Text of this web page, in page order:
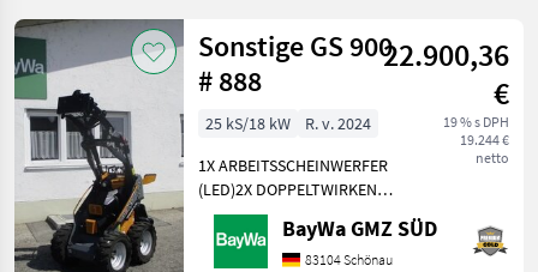
Sonstige GS 900
# 888
22.900,36
€
19 % s DPH
19.244 €
netto
25 kS/18 kW
R. v. 2024
1X ARBEITSSCHEINWERFER
(LED)2X DOPPELTWIRKEND
MECHANISCHGEGENGEWICHT
UNTER DER TRITTGIANT
BayWa GMZ SÜD
83104 Schönau